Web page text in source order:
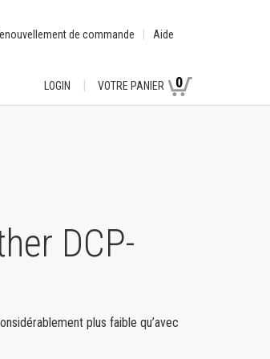
de commande Aide
LOGIN VOTRE PANIER 0
DCP-
plus faible qu’avec